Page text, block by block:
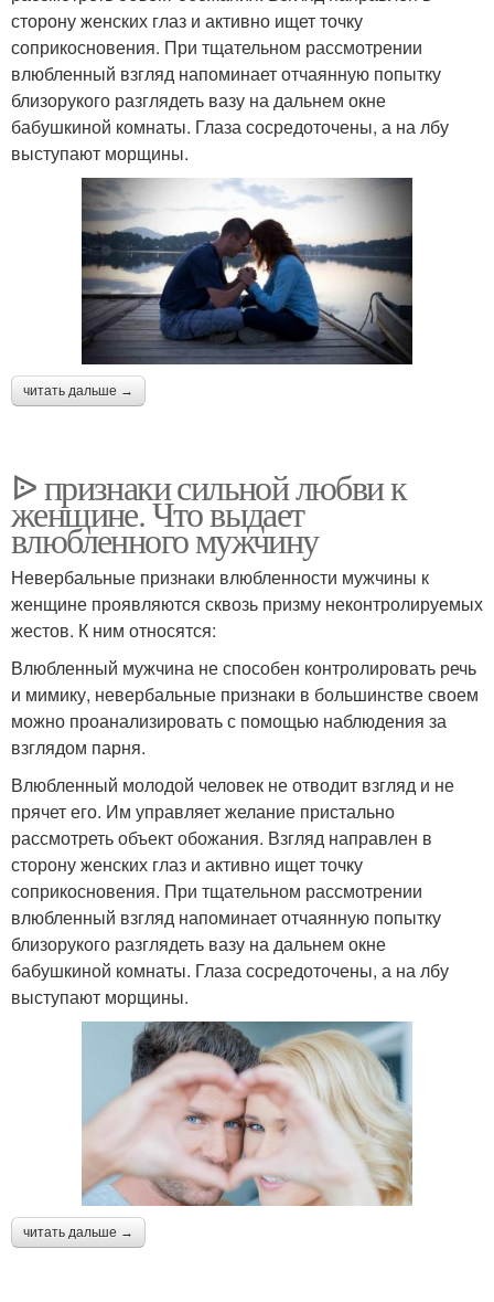
сторону женских глаз и активно ищет точку
соприкосновения. При тщательном рассмотрении
влюбленный взгляд напоминает отчаянную попытку
близорукого разглядеть вазу на дальнем окне
бабушкиной комнаты. Глаза сосредоточены, а на лбу
выступают морщины.
читать дальше →
ᐉ признаки сильной любви к
женщине. Что выдает
влюбленного мужчину
Невербальные признаки влюбленности мужчины к
женщине проявляются сквозь призму неконтролируемых
жестов. К ним относятся:
Влюбленный мужчина не способен контролировать речь
и мимику, невербальные признаки в большинстве своем
можно проанализировать с помощью наблюдения за
взглядом парня.
Влюбленный молодой человек не отводит взгляд и не
прячет его. Им управляет желание пристально
рассмотреть объект обожания. Взгляд направлен в
сторону женских глаз и активно ищет точку
соприкосновения. При тщательном рассмотрении
влюбленный взгляд напоминает отчаянную попытку
близорукого разглядеть вазу на дальнем окне
бабушкиной комнаты. Глаза сосредоточены, а на лбу
выступают морщины.
читать дальше →